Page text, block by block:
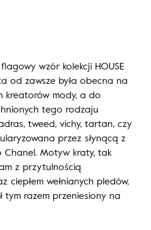
wzór kolekcji HOUSE
od zawsze była obecna na
kreatorów mody, a do
tego rodzaju
tweed, vichy, tartan, czy
przez słynącą z
Motyw kraty, tak
z przytulnością
ciepłem wełnianych pledów,
tym razem przeniesiony na